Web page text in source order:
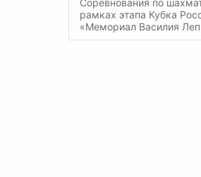
Соревнования по
рамках этапа Кубка
«Мемориал Василия